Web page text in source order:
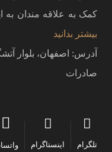
کمک به علاقه مندان به
بیشتر بدانید
صادرات
تلگرام اینستاگرام